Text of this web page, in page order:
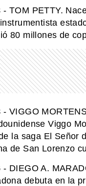
- TOM PETTY.
80 millones de
- VIGGO
Viggo
la saga El Señor
de San Lorenzo
- DIEGO A.
debuta en la